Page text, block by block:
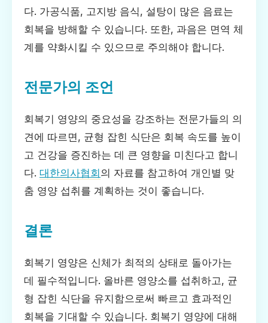
다. 가공식품, 고지방 음식, 설탕이 많은 음료는
회복을 방해할 수 있습니다. 또한, 과음은 면역 체
계를 약화시킬 수 있으므로 주의해야 합니다.
전문가의 조언
회복기 영양의 중요성을 강조하는 전문가들의 의
견에 따르면, 균형 잡힌 식단은 회복 속도를 높이
고 건강을 증진하는 데 큰 영향을 미친다고 합니
다. 대한의사협회의 자료를 참고하여 개인별 맞
춤 영양 섭취를 계획하는 것이 좋습니다.
결론
회복기 영양은 신체가 최적의 상태로 돌아가는
데 필수적입니다. 올바른 영양소를 섭취하고, 균
형 잡힌 식단을 유지함으로써 빠르고 효과적인
회복을 기대할 수 있습니다. 회복기 영양에 대해